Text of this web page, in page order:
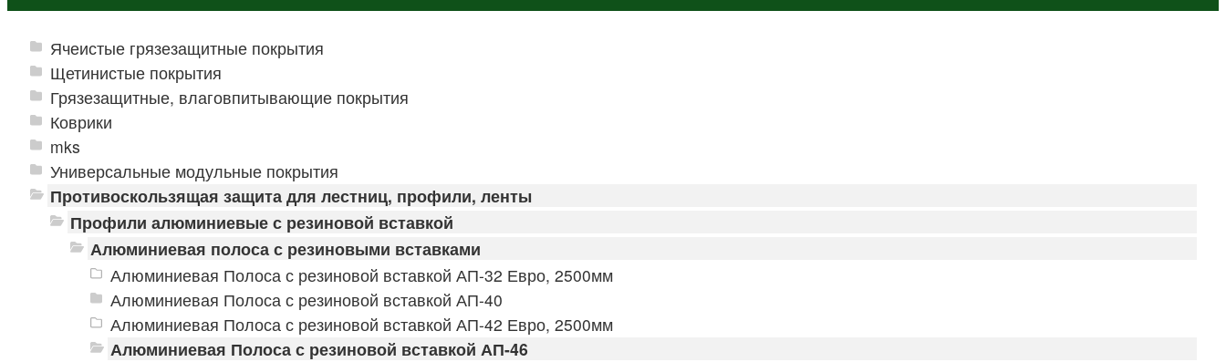
Ячеистые грязезащитные покрытия
Щетинистые покрытия
Грязезащитные, влаговпитывающие покрытия
Коврики
mks
Универсальные модульные покрытия
Противоскользящая защита для лестниц, профили, ленты
Профили алюминиевые с резиновой вставкой
Алюминиевая полоса с резиновыми вставками
Алюминиевая Полоса с резиновой вставкой АП-32 Евро, 2500мм
Алюминиевая Полоса с резиновой вставкой АП-40
Алюминиевая Полоса с резиновой вставкой АП-42 Евро, 2500мм
Алюминиевая Полоса с резиновой вставкой АП-46